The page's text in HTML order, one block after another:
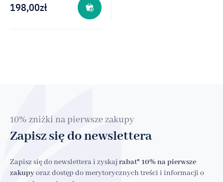
198,00zł
10% zniżki na pierwsze zakupy
Zapisz się do newslettera
Zapisz się do newslettera i zyskaj rabat* 10% na pierwsze
zakupyoraz dostęp do merytorycznych treści i informacji o